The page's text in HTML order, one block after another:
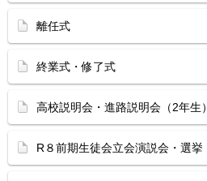
離任式
終業式・修了式
高校説明会・進路説明会（2年生）
R８前期生徒会立会演説会・選挙